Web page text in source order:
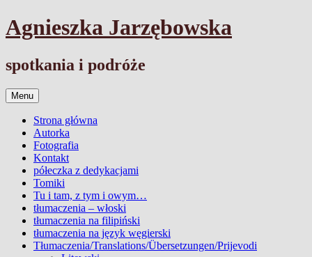
Przejdź
do
Agnieszka Jarzębowska
spotkania i podróże
Menu
Strona główna
Autorka
Fotografia
Kontakt
półeczka z dedykacjami
Tomiki
Tu i tam, z tym i owym…
tłumaczenia – włoski
tłumaczenia na filipiński
tłumaczenia na język węgierski
Tłumaczenia/Translations/Übersetzungen/Prijevodi